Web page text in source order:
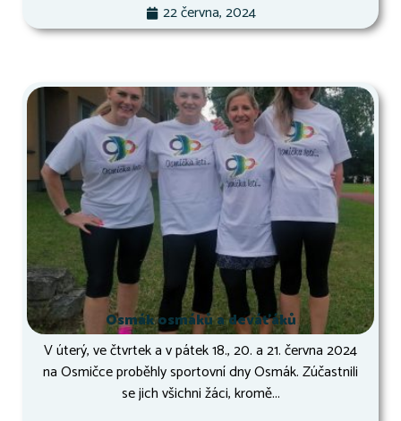
22 června, 2024
Osmák osmáků a deváťáků
V úterý, ve čtvrtek a v pátek 18., 20. a 21. června 2024
na Osmičce proběhly sportovní dny Osmák. Zúčastnili
se jich všichni žáci, kromě...